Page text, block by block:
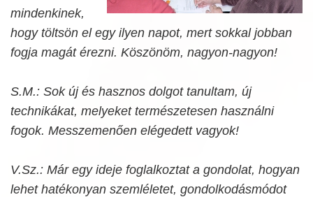
mindenkinek,
hogy töltsön el egy ilyen napot, mert sokkal jobban
fogja magát érezni. Köszönöm, nagyon-nagyon!
S.M.: Sok új és hasznos dolgot tanultam, új
technikákat, melyeket természetesen használni
fogok. Messzemenően elégedett vagyok!
V.Sz.: Már egy ideje foglalkoztat a gondolat, hogyan
lehet hatékonyan szemléletet, gondolkodásmódot